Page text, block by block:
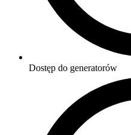
Dostęp do generatorów